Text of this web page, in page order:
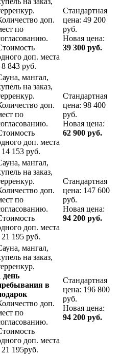
доп.
по
доп. места
8 843 руб.
Стандартная
цена: 49 200
руб.
Новая цена:
39 300 руб.
мангал,
на заказ,
доп.
по
доп. места
14 153 руб.
Стандартная
цена: 98 400
руб.
Новая цена:
62 900 руб.
мангал,
на заказ,
доп.
по
доп. места
21 195 руб.
Стандартная
цена: 147 600
руб.
Новая цена:
94 200 руб.
мангал,
на заказ,
день
в
доп.
по
доп. места
21 195руб.
Стандартная
цена: 196 800
руб.
Новая цена:
94 200 руб.